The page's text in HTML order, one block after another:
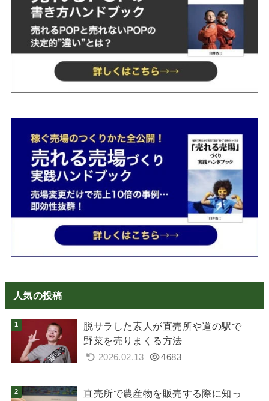
人気の投稿
脱サラした素人が直売所や道の駅で
野菜を売りまくる方法
2026.02.13 4683
直売所で農産物を販売する際に知っ